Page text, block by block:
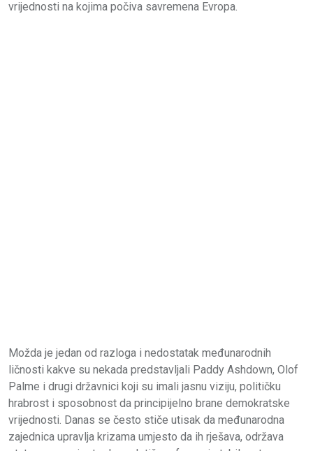
vrijednosti na kojima počiva savremena Evropa.
Možda je jedan od razloga i nedostatak međunarodnih
ličnosti kakve su nekada predstavljali Paddy Ashdown, Olof
Palme i drugi državnici koji su imali jasnu viziju, političku
hrabrost i sposobnost da principijelno brane demokratske
vrijednosti. Danas se često stiče utisak da međunarodna
zajednica upravlja krizama umjesto da ih rješava, održava